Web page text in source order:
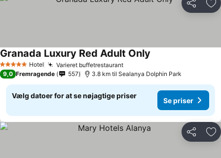
Del
5 Stjerner Hotel Varieret buffetrestaurant
Granada Luxury Red Adult Only
9,0 Fremragende 557 3.8 km til Sealanya Dolphin Park
Vælg datoer for at se nøjagtige priser
Se priser
Del